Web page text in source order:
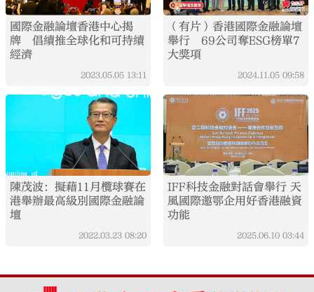
國際金融論壇香港中心揭
牌 倡續推全球化和可持續
經濟
2023.05.05 13:11
（有片）香港國際金融論壇
舉行 69公司奪ESG榜單7
大獎項
2024.11.05 09:58
陳茂波：擬藉11月欖球賽在
港舉辦最高級別國際金融論
壇
2022.03.23 08:20
IFF科技金融對話會舉行 天
風國際邀鄂企用好香港融資
功能
2025.06.10 03:44